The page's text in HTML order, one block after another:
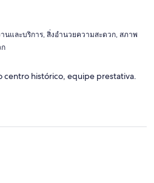
และบริการ, สิ่งอำนวยความสะดวก, สภาพ
centro histórico, equipe prestativa.